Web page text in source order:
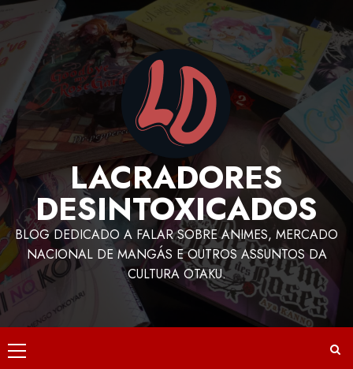
LACRADORES
DESINTOXICADOS
BLOG DEDICADO A FALAR SOBRE ANIMES, MERCADO
NACIONAL DE MANGÁS E OUTROS ASSUNTOS DA
CULTURA OTAKU.